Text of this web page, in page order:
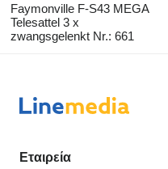
Faymonville F-S43 MEGA
Telesattel 3 x
zwangsgelenkt Nr.: 661
Εταιρεία